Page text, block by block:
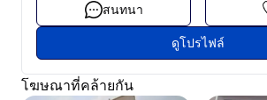
สนทนา
ดูโปรไฟล์
โฆษณาที่คล้ายกัน